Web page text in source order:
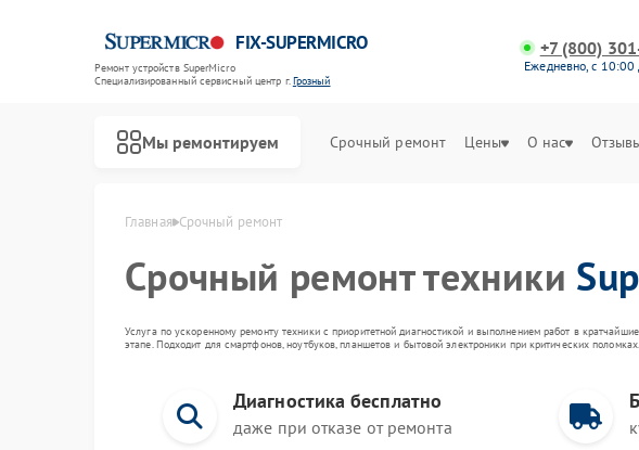
FIX-SUPERMICRO
Ремонт устройств SuperMicro
Специализированный cервисный центр г.Грозный
+7 (800)
Ежедневно, с
Мы ремонтируем Срочный ремонт Цены О нас
Главная Срочный ремонт
Срочный ремонт техники
Услуга по ускоренному ремонту техники с приоритетной диагностикой и выполнением работ в
этапе. Подходит для смартфонов, ноутбуков, планшетов и бытовой электроники при критических
Диагностика бесплатно
даже при отказе от ремонта